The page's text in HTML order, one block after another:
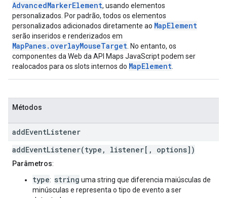
AdvancedMarkerElement, usando elementos
personalizados. Por padrão, todos os elementos
personalizados adicionados diretamente ao MapElement
serão inseridos e renderizados em
MapPanes.overlayMouseTarget . No entanto, os
componentes da Web da API Maps JavaScript podem ser
realocados para os slots internos do MapElement
Métodos
addEventListener
addEventListener(type, listener[, options])
Parâmetros:
type: string uma string que diferencia maiúsculas de
minúsculas e representa o tipo de evento a ser